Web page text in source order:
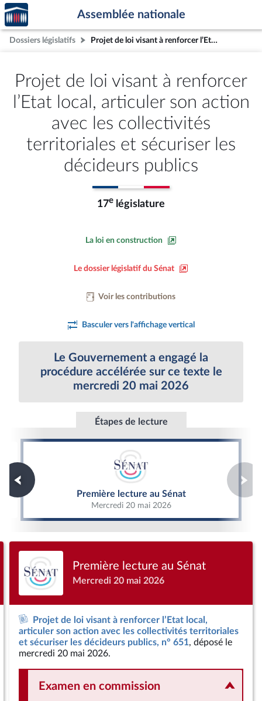
Aller au contenu
Aller en bas de la page
Accèder
à la
page
d'accueil
Assemblée nationale
Dossiers législatifs Projet de loi visant à renforcer l’Etat local, articuler son action avec les collectivités territoriales et sécuriser les décideurs publics
Projet de loi visant à renforcer
l’Etat local, articuler son action
avec les collectivités
territoriales et sécuriser les
décideurs publics
17e législature
La loi en construction
Le dossier législatif du Sénat
Voir les contributions
Basculer vers l'affichage vertical
Le Gouvernement a engagé la
procédure accélérée sur ce texte le
mercredi 20 mai 2026
Étapes de lecture
Première lecture au Sénat
Mercredi 20 mai 2026
Première lecture au Sénat
Première lecture au Sénat
Mercredi 20 mai 2026
Projet de loi visant à renforcer l’Etat local,
articuler son action avec les collectivités territoriales
et sécuriser les décideurs publics, n° 651, déposé le
mercredi 20 mai 2026.
Examen en commission